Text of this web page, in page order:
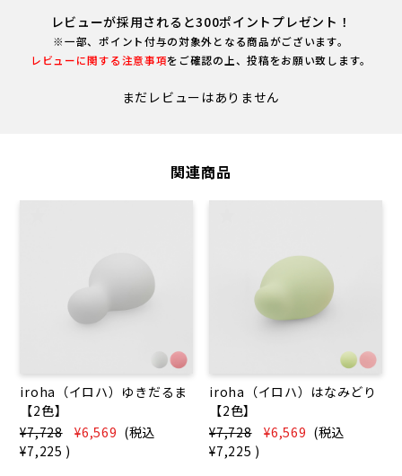
レビューが採用されると300ポイントプレゼント！
※一部、ポイント付与の対象外となる商品がございます。
レビューに関する注意事項をご確認の上、投稿をお願い致します。
まだレビューはありません
関連商品
iroha（イロハ）ゆきだるま
【2色】
¥7,728
¥6,569 (税込
¥7,225 )
iroha（イロハ）はなみどり
【2色】
¥7,728
¥6,569 (税込
¥7,225 )